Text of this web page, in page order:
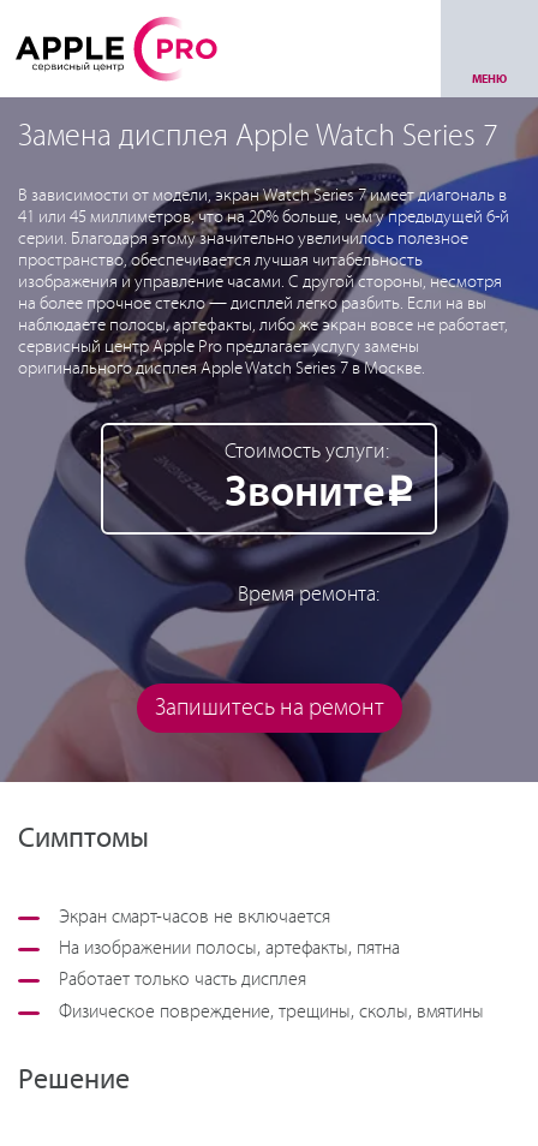
МЕНЮ
Замена дисплея Apple Watch Series 7
В зависимости от модели, экран Watch Series 7 имеет диагональ в
41 или 45 миллиметров, что на 20% больше, чем у предыдущей 6-й
серии. Благодаря этому значительно увеличилось полезное
пространство, обеспечивается лучшая читабельность
изображения и управление часами. С другой стороны, несмотря
на более прочное стекло — дисплей легко разбить. Если на вы
наблюдаете полосы, артефакты, либо же экран вовсе не работает,
сервисный центр Apple Pro предлагает услугу замены
оригинального дисплея Apple Watch Series 7 в Москве.
Стоимость услуги:
ЗвонитеР
Время ремонта:
Запишитесь на ремонт
Симптомы
Экран смарт-часов не включается
На изображении полосы, артефакты, пятна
Работает только часть дисплея
Физическое повреждение, трещины, сколы, вмятины
Решение